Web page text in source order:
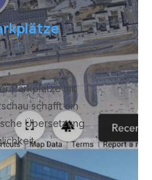
Parkplätze mit
schafft ein
Übersetzung